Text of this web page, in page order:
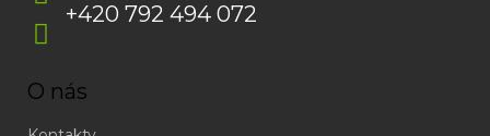
+420 792 494 072
O nás